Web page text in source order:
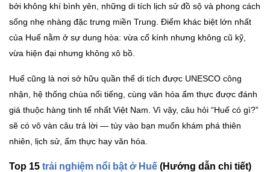
bởi không khí bình yên, những di tích lịch sử đồ sộ và phong cách
sống nhẹ nhàng đặc trưng miền Trung. Điểm khác biệt lớn nhất
của Huế nằm ở sự dung hòa: vừa cổ kính nhưng không cũ kỹ,
vừa hiện đại nhưng không xô bồ.
Huế cũng là nơi sở hữu quần thể di tích được UNESCO công
nhận, hệ thống chùa nổi tiếng, cùng văn hóa ẩm thực được đánh
giá thuộc hàng tinh tế nhất Việt Nam. Vì vậy, câu hỏi “Huế có gì?”
sẽ có vô vàn câu trả lời — tùy vào bạn muốn khám phá thiên
nhiên, lịch sử, ẩm thực hay văn hóa.
Top 15 trải nghiệm nổi bật ở Huế (Hướng dẫn chi tiết)